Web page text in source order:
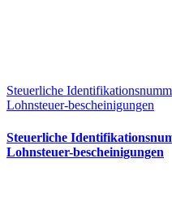
Steuerliche
Lohnsteuer-bescheinigungen
Steuerliche
Lohnsteuer-bescheinigungen